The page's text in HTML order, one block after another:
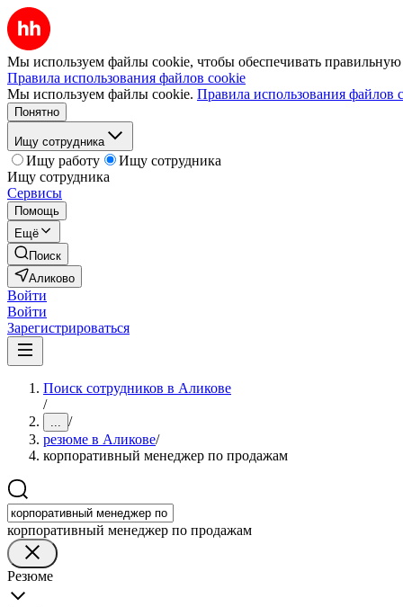
Мы используем файлы cookie, чтобы обеспечивать правильную
Правила использования файлов cookie
Мы используем файлы cookie. Правила использования файлов
Понятно
Ищу сотрудника
Ищу работу
Ищу сотрудника
Ищу сотрудника
Сервисы
Помощь
Ещё
Поиск
Аликово
Войти
Войти
Зарегистрироваться
Поиск сотрудников в Аликове
/
... /
резюме в Аликове/
корпоративный менеджер по продажам
корпоративный менеджер по продажам
Резюме